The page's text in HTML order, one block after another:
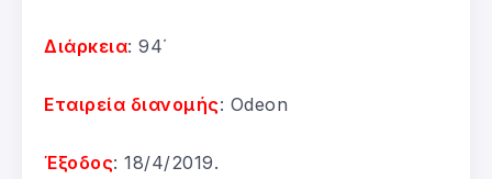
Διάρκεια: 94΄
Εταιρεία διανομής: Odeon
Έξοδος: 18/4/2019.